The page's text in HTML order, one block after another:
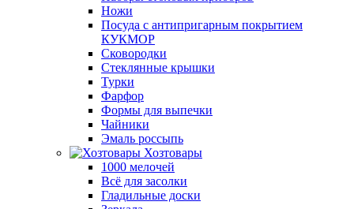
Ножи
Посуда с антипригарным покрытием
КУКМОР
Сковородки
Стеклянные крышки
Турки
Фарфор
Формы для выпечки
Чайники
Эмаль россыпь
Хозтовары
1000 мелочей
Всё для засолки
Гладильные доски